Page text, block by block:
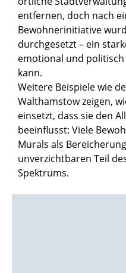
entfernen, doch nach
Bewohnerinitiative
durchgesetzt – ein
emotional und
kann.
Weitere Beispiele wie
Walthamstow zeigen,
einsetzt, dass sie den
beeinflusst: Viele
Murals als
unverzichtbaren Teil
Spektrums.